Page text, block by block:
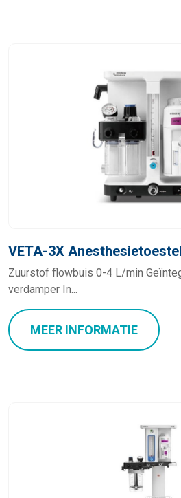
VETA-3X Anesthesietoestel
Zuurstof flowbuis 0-4 L/min
verdamper In...
MEER INFORMATIE